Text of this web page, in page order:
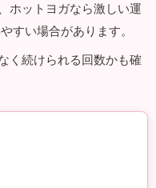
ホットヨガなら激しい運
すい場合があります。
く続けられる回数かも確